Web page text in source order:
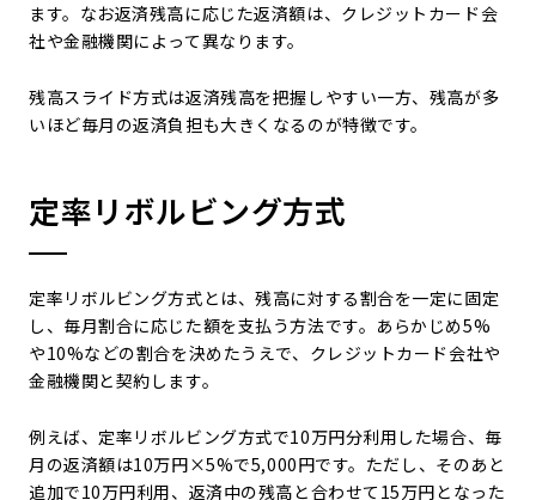
ます。なお返済残高に応じた返済額は、クレジットカード会
社や金融機関によって異なります。
残高スライド方式は返済残高を把握しやすい一方、残高が多
いほど毎月の返済負担も大きくなるのが特徴です。
定率リボルビング方式
定率リボルビング方式とは、残高に対する割合を一定に固定
し、毎月割合に応じた額を支払う方法です。あらかじめ5%
や10%などの割合を決めたうえで、クレジットカード会社や
金融機関と契約します。
例えば、定率リボルビング方式で10万円分利用した場合、毎
月の返済額は10万円×5%で5,000円です。ただし、そのあと
追加で10万円利用、返済中の残高と合わせて15万円となった